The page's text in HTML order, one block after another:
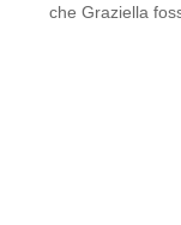
che Graziella